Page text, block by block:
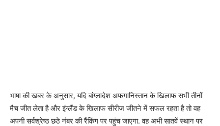
भाषा की खबर के अनुसार, यदि बांग्लादेश अफगानिस्तान के खिलाफ सभी तीनों
मैच जीत लेता है और इंग्लैंड के खिलाफ सीरीज जीतने में सफल रहता है तो वह
अपनी सर्वश्रेष्ठ छठे नंबर की रैंकिंग पर पहुंच जाएगा. वह अभी सातवें स्थान पर